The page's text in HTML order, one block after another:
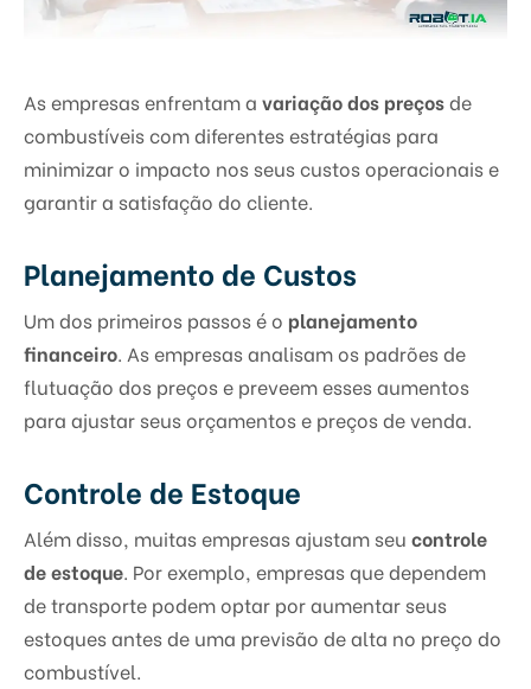
As empresas enfrentam a variação dos preçosde
combustíveis com diferentes estratégias para
minimizar o impacto nos seus custos operacionais e
garantir a satisfação do cliente.
Planejamento de Custos
Um dos primeiros passos é o planejamento
financeiro. As empresas analisam os padrões de
flutuação dos preços e preveem esses aumentos
para ajustar seus orçamentos e preços de venda.
Controle de Estoque
Além disso, muitas empresas ajustam seu controle
de estoque. Por exemplo, empresas que dependem
de transporte podem optar por aumentar seus
estoques antes de uma previsão de alta no preço do
combustível.